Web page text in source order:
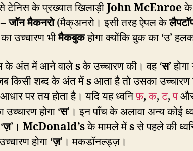
के प्रख्यात खिलाड़ीJohn McEnroeके
–जॉन मैकनरो(मैक्अनरो। इसी तरह ऐपल के
उच्चारण भीमैकबुकहोगा क्योंकि बुक का ‘उ’
के अंत में आने वालेsके उच्चारण की। वह ‘स’ होगा
किसी शब्द के अंत मेंsआता है तो उसका
पर तय होता है। यदि यह ध्वनिफ़,क,ट,प
उच्चारण होगा ‘स’। इन पाँच के अलावा अन्य कोई
ज़’। McDonald’sके मामले मेंsसे पहले की
होगा ‘ज़’। मकडॉनल्ड्ज़।